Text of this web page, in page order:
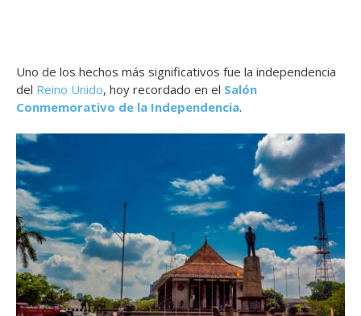
Uno de los hechos más significativos fue la independencia
del Reino Unido, hoy recordado en el Salón
Conmemorativo de la Independencia.